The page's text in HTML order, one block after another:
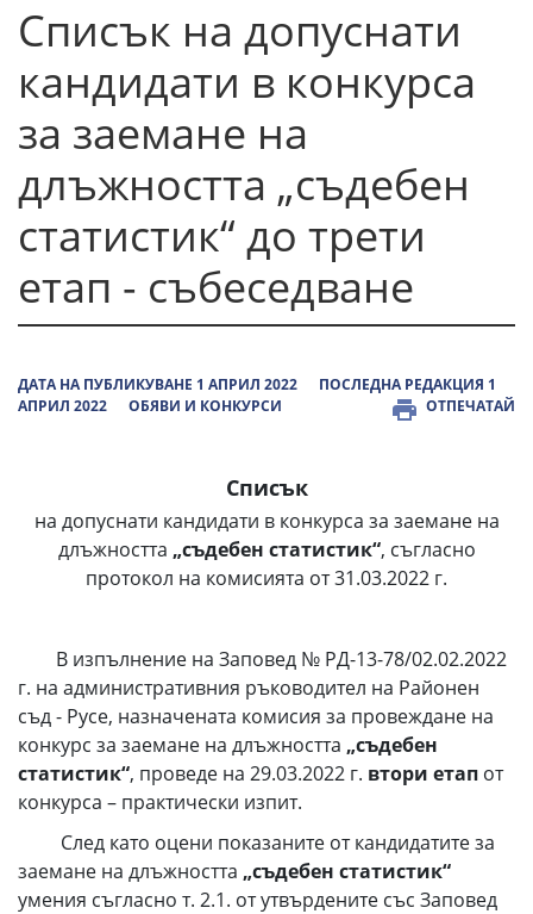
Списък на допуснати
кандидати в конкурса
за заемане на
длъжността „съдебен
статистик“ до трети
етап - събеседване
ДАТА НА ПУБЛИКУВАНЕ 1 АПРИЛ 2022
ПОСЛЕДНА РЕДАКЦИЯ 1
АПРИЛ 2022
ОБЯВИ И КОНКУРСИ ОТПЕЧАТАЙ
Списък
на допуснати кандидати в конкурса за заемане на
длъжността „съдебен статистик“, съгласно
протокол на комисията от 31.03.2022 г.
В изпълнение на Заповед № РД-13-78/02.02.2022
г. на административния ръководител на Районен
съд - Русе, назначената комисия за провеждане на
конкурс за заемане на длъжността „съдебен
статистик“, проведе на 29.03.2022 г. втори етап от
конкурса – практически изпит.
След като оцени показаните от кандидатите за
заемане на длъжността „съдебен статистик“
умения съгласно т. 2.1. от утвърдените със Заповед